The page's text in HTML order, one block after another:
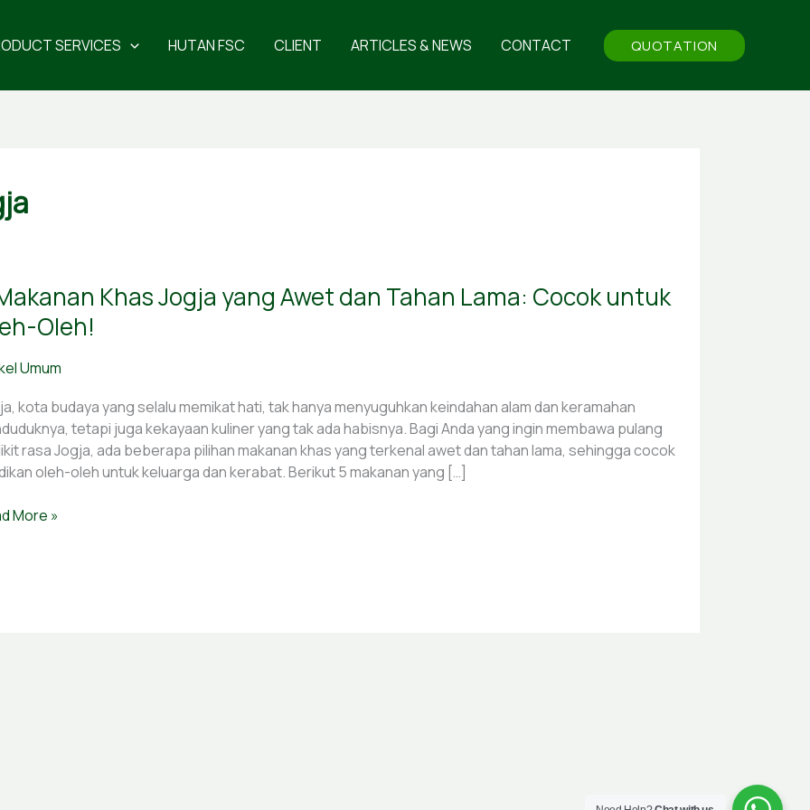
SERVICES HUTAN FSC CLIENT ARTICLES & NEWS CONTACT QUOTATION
Khas Jogja yang Awet dan Tahan Lama: Cocok untuk
Oleh!
Umum
kota budaya yang selalu memikat hati, tak hanya menyuguhkan keindahan alam dan keramahan
tetapi juga kekayaan kuliner yang tak ada habisnya. Bagi Anda yang ingin membawa pulang
rasa Jogja, ada beberapa pilihan makanan khas yang terkenal awet dan tahan lama, sehingga cocok
oleh-oleh untuk keluarga dan kerabat. Berikut 5 makanan yang […]
More »